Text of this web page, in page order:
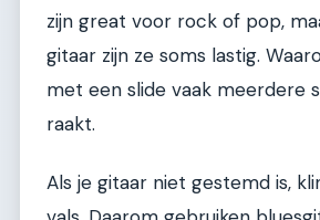
zijn great voor rock of pop,
gitaar zijn ze soms lastig.
met een slide vaak meerdere
raakt.
Als je gitaar niet gestemd is,